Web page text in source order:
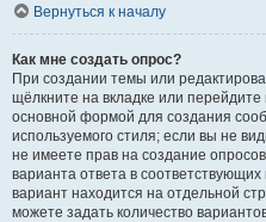
Вернуться к началу
Как мне создать опрос?
При создании темы или
щёлкните на вкладке или
основной формой для создания
используемого стиля; если вы не
не имеете прав на создание
варианта ответа в
вариант находится на отдельной
можете задать количество